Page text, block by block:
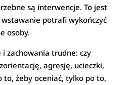
są interwencje. To jest
potrafi wykończyć
osoby.
zachowania trudne: czy
agresję, ucieczki,
to, żeby oceniać, tylko po to,